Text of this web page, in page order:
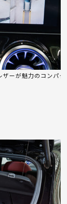
ーが魅力のコンパ